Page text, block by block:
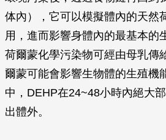
体內），它可以模擬體內的天然
用，進而影響身體內的最基本的
荷爾蒙化學污染物可經由母乳傳
爾蒙可能會影響生物體的生殖機
中，DEHP在24~48小時內絕大
出體外。